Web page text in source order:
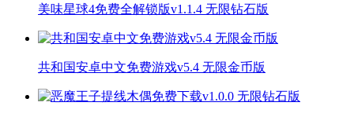
美味星球4免费全解锁版v1.1.4 无限钻石版
共和国安卓中文免费游戏v5.4 无限金币版